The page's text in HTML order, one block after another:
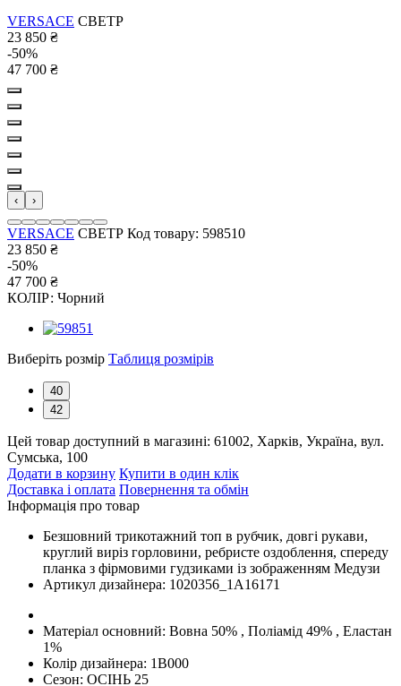
VERSACE СВЕТР
23 850 ₴
-50%
47 700 ₴
‹ ›
VERSACE СВЕТР Код товару: 598510
23 850 ₴
-50%
47 700 ₴
КОЛІР: Чорний
Виберіть розмір Таблиця розмірів
40
42
Цей товар доступний в магазині: 61002, Харків, Україна, вул.
Сумська, 100
Додати в корзину Купити в один клік
Доставка і оплата Повернення та обмін
Інформація про товар
Безшовний трикотажний топ в рубчик, довгі рукави,
круглий виріз горловини, ребристе оздоблення, спереду
планка з фірмовими гудзиками із зображенням Медузи
Артикул дизайнера: 1020356_1A16171
Матеріал основний: Вовна 50% , Поліамід 49% , Еластан
1%
Колір дизайнера: 1B000
Сезон: ОСІНЬ 25